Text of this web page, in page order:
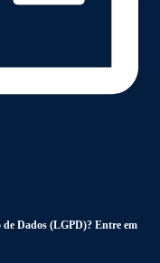
de Dados (LGPD)? Entre em